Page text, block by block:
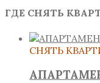
ГДЕ СНЯТЬ
СНЯТЬ